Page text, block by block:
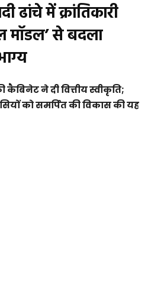
ढांचे में क्रांतिकारी
मॉडल’ से बदला
कैबिनेट ने दी वित्तीय स्वीकृति;
को समर्पित की विकास की यह